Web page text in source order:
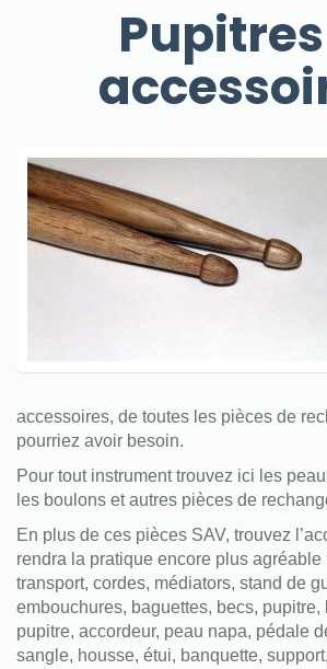
accessoires, de toutes les pièces de
pourriez avoir besoin.
Pour tout instrument trouvez ici les
les boulons et autres pièces de
En plus de ces pièces SAV, trouvez
rendra la pratique encore plus agréable
transport, cordes, médiators, stand de
embouchures, baguettes, becs, pupitre,
pupitre, accordeur, peau napa, pédale
sangle, housse, étui, banquette,